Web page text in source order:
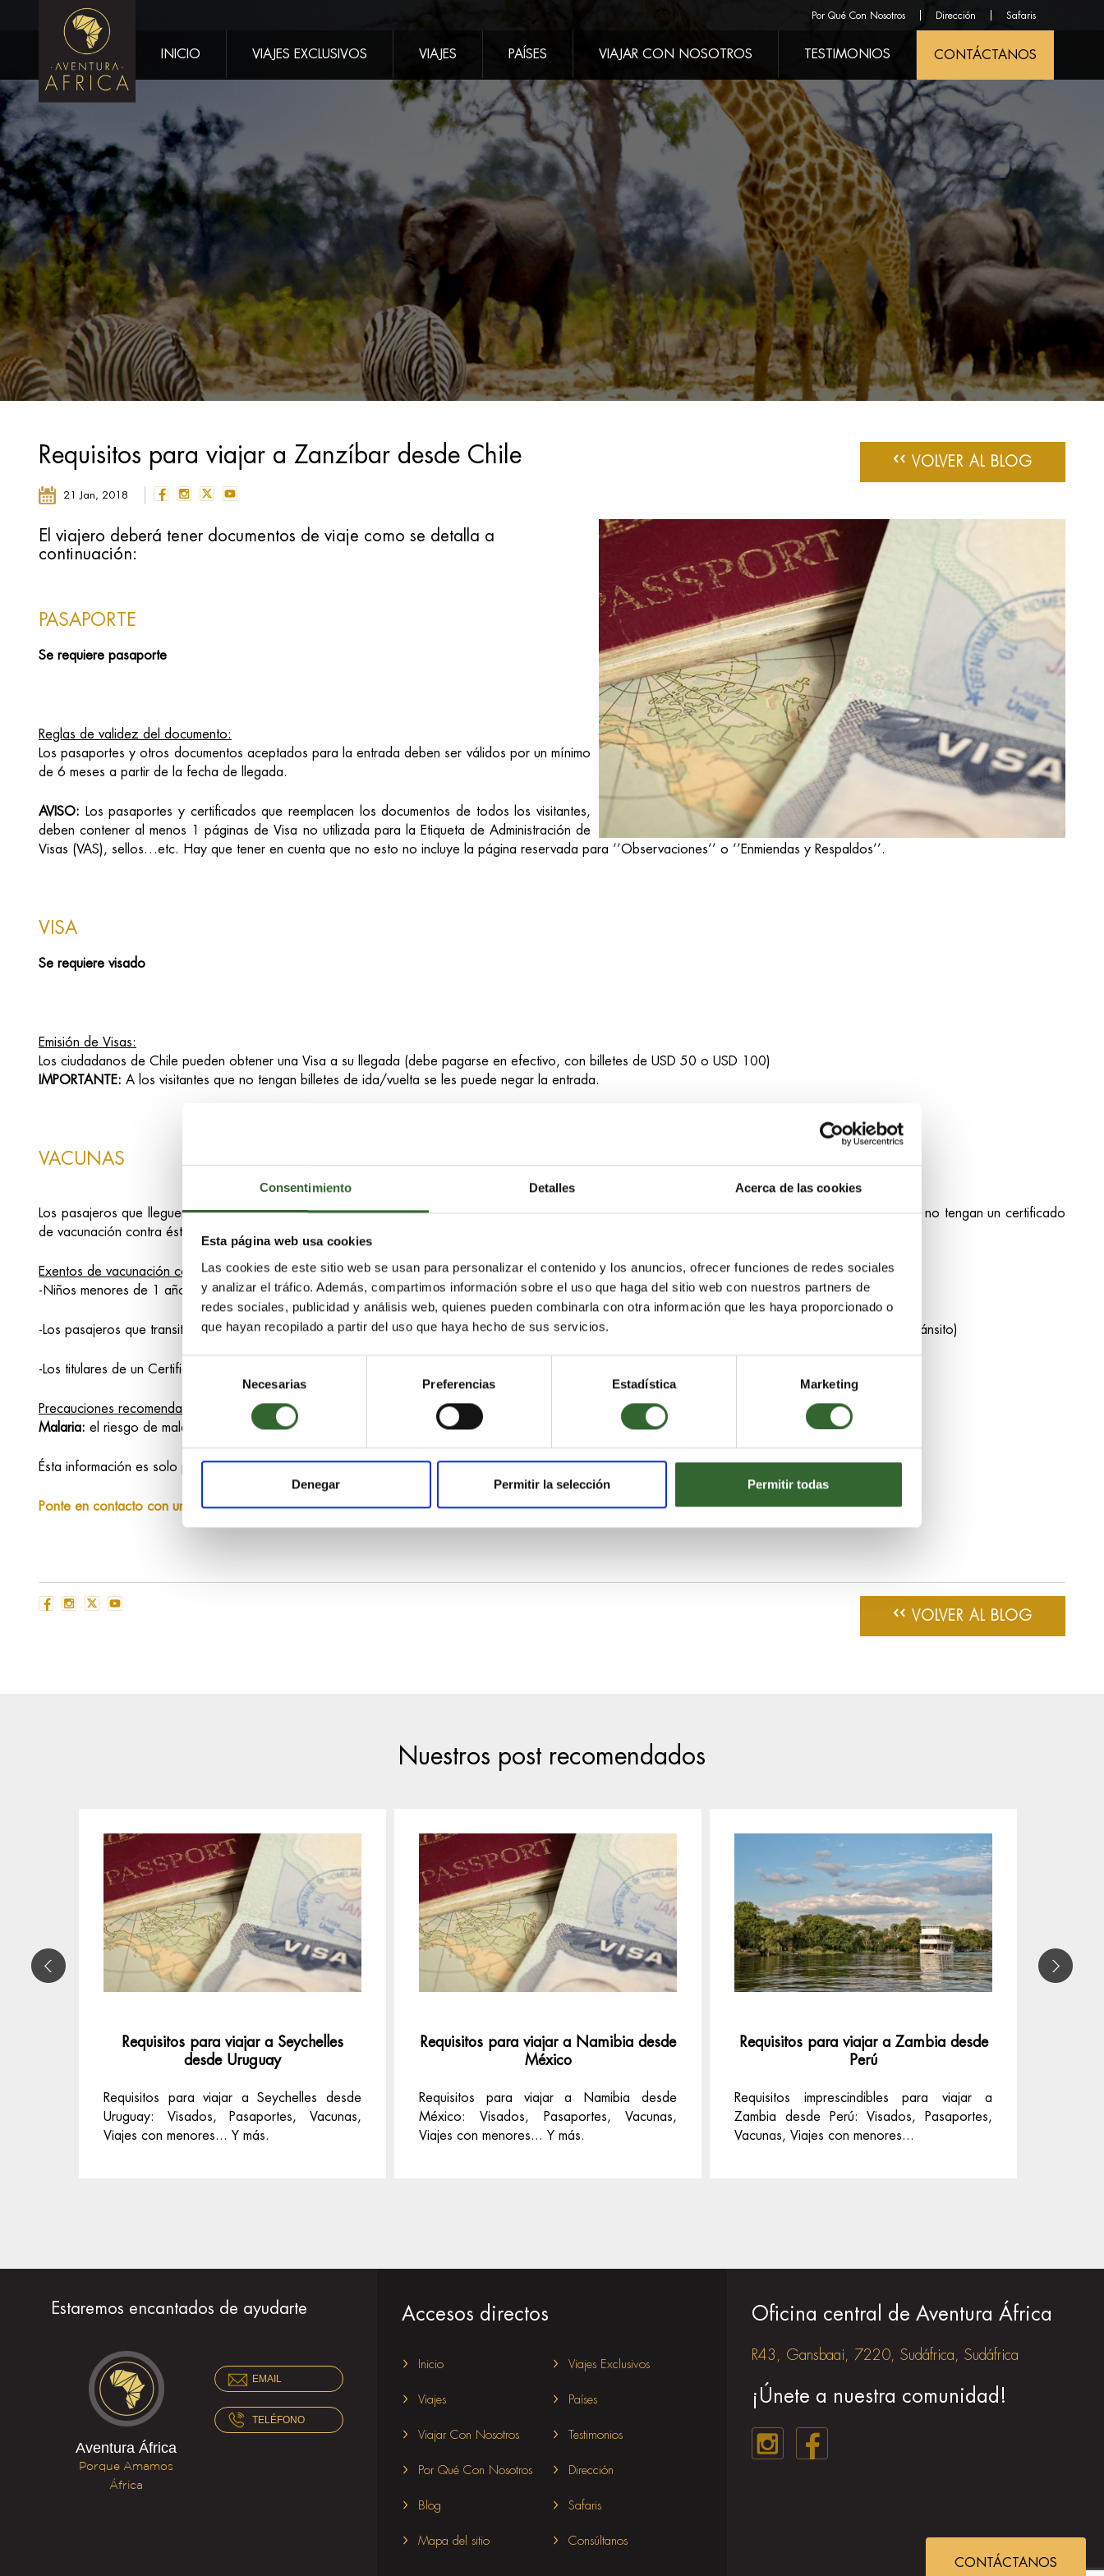
Consentimiento Detalles Acerca de las cookies
Esta página web usa cookies
Las cookies de este sitio web se usan para personalizar el contenido y los anuncios, ofrecer funciones de redes sociales
y analizar el tráfico. Además, compartimos información sobre el uso que haga del sitio web con nuestros partners de
redes sociales, publicidad y análisis web, quienes pueden combinarla con otra información que les haya proporcionado o
que hayan recopilado a partir del uso que haya hecho de sus servicios.
consentimiento
Necesarias Preferencias Estadística Marketing
Denegar Permitir la selección Permitir todas
Por Qué Con Nosotros Dirección Safaris
INICIO VIAJES EXCLUSIVOS VIAJES PAÍSES VIAJAR CON NOSOTROS TESTIMONIOS CONTÁCTANOS
Requisitos para viajar a Zanzíbar desde Chile
21 Jan, 2018
‹‹ VOLVER AL BLOG
El viajero deberá tener documentos de viaje como se detalla a
continuación:
PASAPORTE
Se requiere pasaporte
Reglas de validez del documento:
Los pasaportes y otros documentos aceptados para la entrada deben ser válidos por un mínimo
de 6 meses a partir de la fecha de llegada.
AVISO:
Los pasaportes y certificados que reemplacen los documentos de todos los visitantes,
deben contener al menos 1 páginas de Visa no utilizada para la Etiqueta de Administración de
Visas (VAS), sellos…etc. Hay que tener en cuenta que no esto no incluye la página reservada para ‘’Observaciones’’ o ‘’Enmiendas y Respaldos’’.
VISA
Se requiere visado
Emisión de Visas:
Los ciudadanos de Chile pueden obtener una Visa a su llegada (debe pagarse en efectivo, con billetes de USD 50 o USD 100)
IMPORTANTE: A los visitantes que no tengan billetes de ida/vuelta se les puede negar la entrada.
VACUNAS
Los pasajeros que lleguen dentro de los 6 días posteriores a su partida o en tránsito por los países con riesgo de transmisión deFiebre Amarilla, y que no tengan un certificado
de vacunación contra ésta, están sujetos a vacunación en el momento de su llegada. (Tarifa: USD 50 para nacionales de Chile)
Exentos de vacunación contra la Fiebre Amarilla:
-Niños menores de 1 año y adultos mayores de 60 años.
-Los pasajeros que transiten por los países con riesgo de transmisión de la fiebre amarilla dentro de las 12 horas (si no abandonan las mismas áreas de tránsito)
-Los titulares de un Certificado de Contraindicación por motivos médicos.
Precauciones recomendadas de salud y vacunación:
Malaria: el riesgo de malaria existe durante todo el año en todo el país por debajo de los 1800 metros.
Ésta información es solo para propósitos de guía e información. Otras organizaciones de salud pueden recomendar precauciones alternativas.
Ponte en contacto con uno de nuestros especialistasy obtén toda la información necesaria para tu próximoviaje a Zanzíbar.
‹‹ VOLVER AL BLOG
Nuestros post recomendados
Requisitos para viajar a Seychelles
desde Uruguay
Requisitos para viajar a Seychelles desde
Uruguay: Visados, Pasaportes, Vacunas,
Viajes con menores... Y más.
Requisitos para viajar a Namibia desde
México
Requisitos para viajar a Namibia desde
México: Visados, Pasaportes, Vacunas,
Viajes con menores... Y más.
Requisitos para viajar a Zambia desde
Perú
Requisitos imprescindibles para viajar a
Zambia desde Perú: Visados, Pasaportes,
Vacunas, Viajes con menores...
Estaremos encantados de ayudarte
Aventura África
Porque Amamos
África
EMAIL
TELÉFONO
CONTÁCTANOS
Accesos directos
Inicio Viajes Exclusivos
Viajes Países
Viajar Con Nosotros Testimonios
Por Qué Con Nosotros Dirección
Blog Safaris
Mapa del sitio Consúltanos
Oficina central de Aventura África
R43, Gansbaai, 7220, Sudáfrica, Sudáfrica
¡Únete a nuestra comunidad!